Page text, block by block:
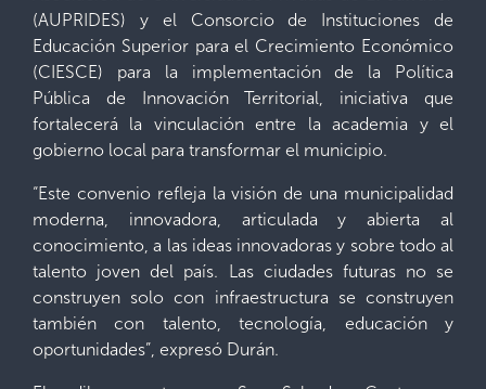
(AUPRIDES) y el Consorcio de Instituciones de
Educación Superior para el Crecimiento Económico
(CIESCE) para la implementación de la Política
Pública de Innovación Territorial, iniciativa que
fortalecerá la vinculación entre la academia y el
gobierno local para transformar el municipio.
“Este convenio refleja la visión de una municipalidad
moderna, innovadora, articulada y abierta al
conocimiento, a las ideas innovadoras y sobre todo al
talento joven del país. Las ciudades futuras no se
construyen solo con infraestructura se construyen
también con talento, tecnología, educación y
oportunidades”, expresó Durán.